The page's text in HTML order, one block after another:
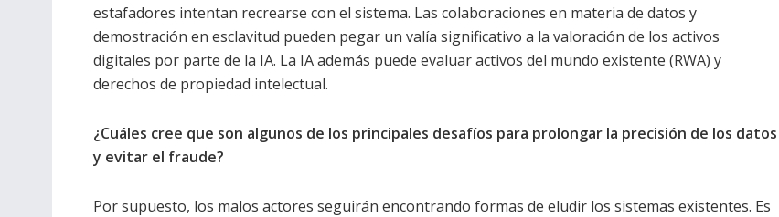
estafadores intentan recrearse con el sistema. Las colaboraciones en materia de datos y
demostración en esclavitud pueden pegar un valía significativo a la valoración de los activos
digitales por parte de la IA. La IA además puede evaluar activos del mundo existente (RWA) y
derechos de propiedad intelectual.
¿Cuáles cree que son algunos de los principales desafíos para prolongar la precisión de los datos
y evitar el fraude?
Por supuesto, los malos actores seguirán encontrando formas de eludir los sistemas existentes. Es